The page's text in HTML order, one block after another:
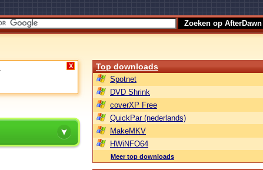
X Top downloads
Spotnet
DVD Shrink
coverXP Free
QuickPar (nederlands)
MakeMKV
HWiNFO64
Meer top downloads